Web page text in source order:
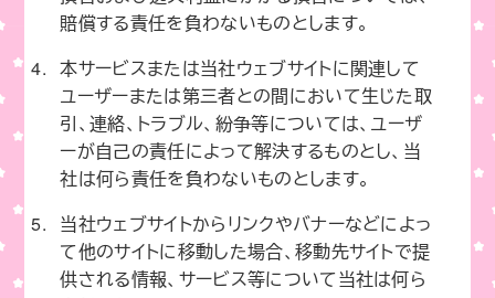
賠償する責任を負わないものとします。
本サービスまたは当社ウェブサイトに関連して
ユーザーまたは第三者との間において生じた取
引、連絡、トラブル、紛争等については、ユーザ
ーが自己の責任によって解決するものとし、当
社は何ら責任を負わないものとします。
当社ウェブサイトからリンクやバナーなどによっ
て他のサイトに移動した場合、移動先サイトで提
供される情報、サービス等について当社は何ら